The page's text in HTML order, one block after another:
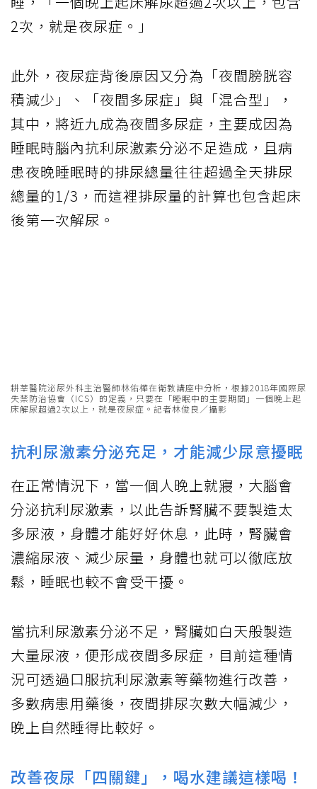
2次，就是夜尿症。」
此外，夜尿症背後原因又分為「夜間膀胱容
積減少」、「夜間多尿症」與「混合型」，
其中，將近九成為夜間多尿症，主要成因為
睡眠時腦內抗利尿激素分泌不足造成，且病
患夜晚睡眠時的排尿總量往往超過全天排尿
總量的1/3，而這裡排尿量的計算也包含起床
後第一次解尿。
耕莘醫院泌尿外科主治醫師林佑樺在衛教講座中分析，根據2018年國際尿
失禁防治協會（ICS）的定義，只要在「睡眠中的主要期間」一個晚上起
床解尿超過2次以上，就是夜尿症。記者林俊良／攝影
抗利尿激素分泌充足，才能減少尿意擾眠
在正常情況下，當一個人晚上就寢，大腦會
分泌抗利尿激素，以此告訴腎臟不要製造太
多尿液，身體才能好好休息，此時，腎臟會
濃縮尿液、減少尿量，身體也就可以徹底放
鬆，睡眠也較不會受干擾。
當抗利尿激素分泌不足，腎臟如白天般製造
大量尿液，便形成夜間多尿症，目前這種情
況可透過口服抗利尿激素等藥物進行改善，
多數病患用藥後，夜間排尿次數大幅減少，
晚上自然睡得比較好。
改善夜尿「四關鍵」，喝水建議這樣喝！